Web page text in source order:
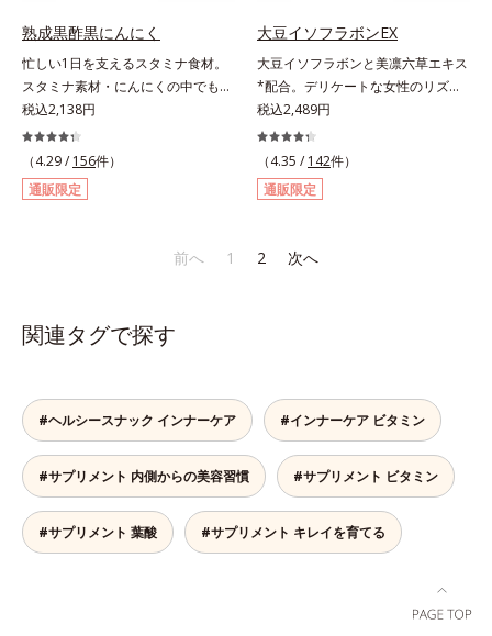
スメです。
熟成黒酢黒にんにく
忙しい1日を支えるスタミナ食材。
スタミナ素材・にんにくの中でも良
質で知られる青森県産の「福地ホワ
イト六片」を発酵・熟成させること
で、生にんにく時よりポリフェノー
ルやアミノ酸量をぐんとパワーアッ
プさせました。さらに、へとへと対
豊富）と黒酢の副産物“もろみ”（ビ
タミン類を贅沢に含む）の2つを配
じ込め、ローズマリー抽出物を配合
税込2,138円
（4.29 / 156件）
通販限定
大豆イソフラボンEX
大豆イソフラボンと美凛六草エキス
*配合。デリケートな女性のリズム
とバランスをサポート！。女性のカ
ラダは自分で思うよりもずっとデリ
ケート。不安定になりがちな女性の
身体の働きを助け、健康バランスを
サポートするサプリメントです。1
芽から抽出したイソフラボン
40mg（アグリコン換算25mg）と
とは、花茶の代表的な原料、メイク
イファをはじめ、ポリフェノールを
含むローズマリーなど古来より伝わ
る6種の植物エキスをぎゅっと凝縮
したオリジナルブレンドのエキスで
す。＊美凛六草（メイリンロクソ
ウ）エキスとは、メイクイファ、ベ
ー、ホップ、キクカ、6種類の植物
税込2,489円
（4.35 / 142件）
通販限定
前へ 1 2 次へ
関連タグで探す
#ヘルシースナック インナーケア #インナーケア ビタミン
#サプリメント 内側からの美容習慣 #サプリメント ビタミン
#サプリメント 葉酸 #サプリメント キレイを育てる